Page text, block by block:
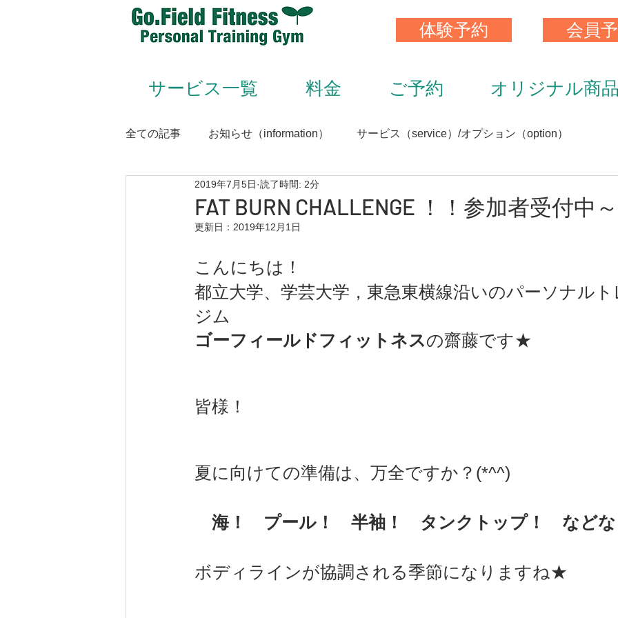
体験予約 会員
サービス一覧 料金 ご予約 オリジナル商品
全ての記事 お知らせ（information） サービス（service）/オプション（option）
Animal Flow（アニマルフロー）
トレーナー（trainer）／スタッフ（staff） 加圧トレーニング（KAATU training） ト
FAT BURN CHALLENGE ！！参加者受付中
2019年7月5日 読了時間: 2分
更新日： 2019年12月1日
こんにちは！
都立大学、学芸大学，東急東横線沿いのパーソナル
ジム
ゴーフィールドフィットネスの齋藤です★
皆様！
夏に向けての準備は、万全ですか？(*^^)
海！　プール！　半袖！　タンクトップ！　など
ボディラインが協調される季節になりますね★